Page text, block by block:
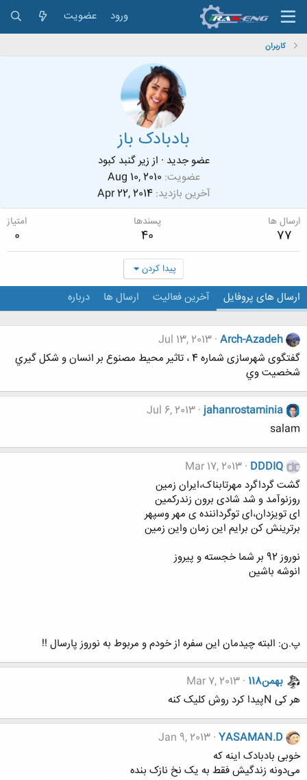
ورود عضویت
کاربران
بادبادک باز
عضو جدید · اززیر گنبد کبود
عضویت Aug 10, 2010
آخرین بازدید Apr 22, 2014
ارسال ها
77
پسندها
40
امتیاز
0
پیدا کردن
ارسال های پروفایل آخرین فعالیت ارسال ها درباره
Arch-Azadeh
Jul 13, 2013
گفتگوی شهرسازی شماره 4 ، تاثير محيط مصنوع بر انسان و شكل گيري
شخصيت وي
jahanrostaminia
Jul 6, 2013
salam
DDDIQ
Mar 17, 2013
گشت گرداگرد مهرتابناک،ایران زمین
روزنوآمد و شد شادی برون زندرکمین
ای تویزدان،ای توگرداننده ی مهر وسپهر
برترینش کن برایم این زمان واین زمین
نوروز 92 بر شما خجسته و پیروز
انوشه باشین
پ.ن: البته چیدمان این سفره از خودم و مربوط به نوروز پارسال !!
بهمن118
Mar 7, 2013
هر کی Nپیدا کرد روش کلیک کنه
YASAMAN.D
Jan 9, 2013
خوبی بادبادک اینه که
می‌دونه زندگیش فقط به یک نخ نازک بنده